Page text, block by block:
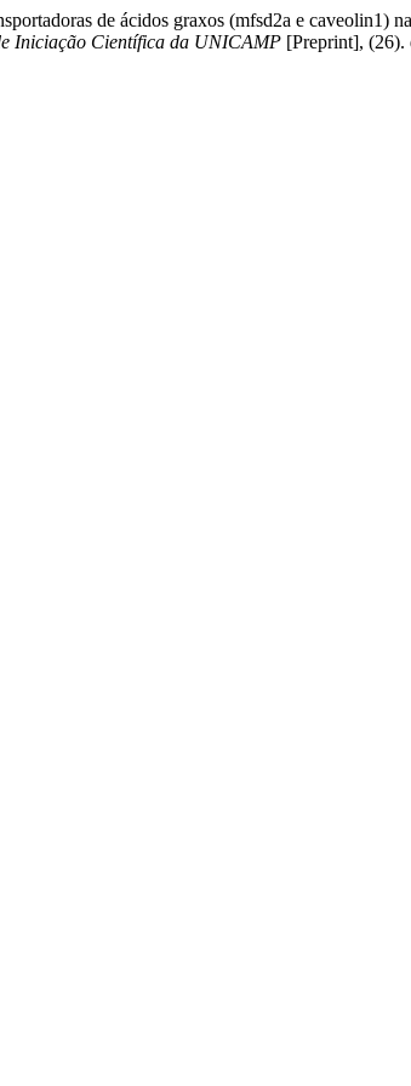
de ácidos graxos (mfsd2a e caveolin1)
Iniciação Científica da UNICAMP [Preprint], (26).